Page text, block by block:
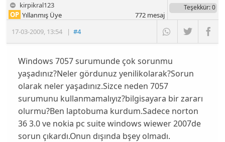
kirpikral123
17-03-2009, 13:54 |#4
OP Yıllanmış Üye
Teşekkür: 0
772mesaj
Windows 7057 surumunde çok sorunmu
yaşadınız?Neler gördunuz yenilikolarak?Sorun
olarak neler yaşadınız.Sizce neden 7057
surumunu kullanmamalıyız?bilgisayara bir zararı
olurmu?Ben laptobuma kurdum.Sadece norton
36 3.0 ve nokia pc suite windows wiewer 2007de
sorun çıkardı.Onun dışında bşey olmadı.